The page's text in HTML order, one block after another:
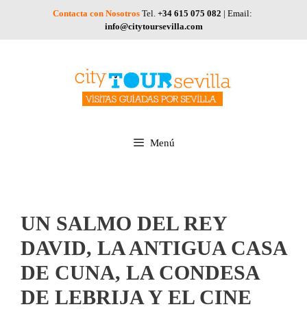
Contacta con Nosotros Tel. +34 615 075 082 | Email:
info@citytoursevilla.com
Menú
UN SALMO DEL REY
DAVID, LA ANTIGUA CASA
DE CUNA, LA CONDESA
DE LEBRIJA Y EL CINE